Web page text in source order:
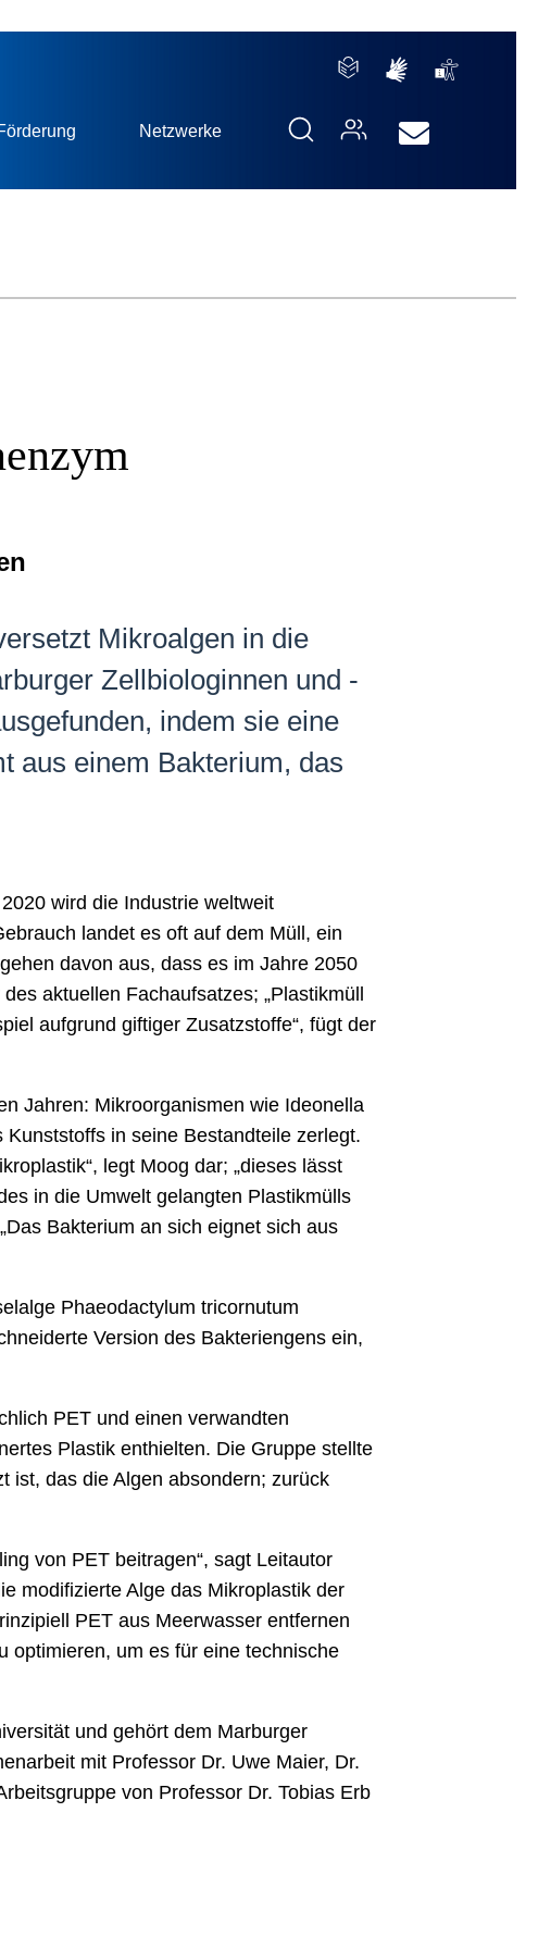
Netzwerke
Mikroalgen in die
Zellbiologinnen und -
indem sie eine
aus einem Bakterium, das
wird die Industrie weltweit
landet es oft auf dem Müll, ein
davon aus, dass es im Jahre 2050
aktuellen Fachaufsatzes; „Plastikmüll
aufgrund giftiger Zusatzstoffe“, fügt der
Jahren: Mikroorganismen wie Ideonella
in seine Bestandteile zerlegt.
legt Moog dar; „dieses lässt
in die Umwelt gelangten Plastikmülls
Bakterium an sich eignet sich aus
Phaeodactylum tricornutum
Version des Bakteriengens ein,
PET und einen verwandten
Plastik enthielten. Die Gruppe stellte
ist, das die Algen absondern; zurück
von PET beitragen“, sagt Leitautor
modifizierte Alge das Mikroplastik der
PET aus Meerwasser entfernen
optimieren, um es für eine technische
und gehört dem Marburger
mit Professor Dr. Uwe Maier, Dr.
von Professor Dr. Tobias Erb